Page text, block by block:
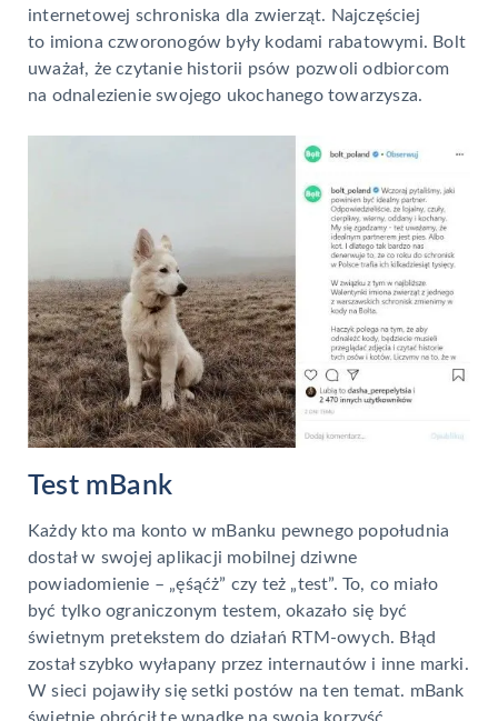
internetowej schroniska dla zwierząt. Najczęściej
to imiona czworonogów były kodami rabatowymi. Bolt
uważał, że czytanie historii psów pozwoli odbiorcom
na odnalezienie swojego ukochanego towarzysza.
Test mBank
Każdy kto ma konto w mBanku pewnego popołudnia
dostał w swojej aplikacji mobilnej dziwne
powiadomienie – „ęśąćż” czy też „test”. To, co miało
być tylko ograniczonym testem, okazało się być
świetnym pretekstem do działań RTM-owych. Błąd
został szybko wyłapany przez internautów i inne marki.
W sieci pojawiły się setki postów na ten temat. mBank